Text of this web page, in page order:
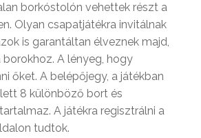
borkóstolón vehettek részt a
Olyan csapatjátékra invitálnak
is garantáltan élveznek majd,
borokhoz. A lényeg, hogy
őket. A belépőjegy, a játékban
8 különböző bort és
A játékra regisztrálni a
tudtok.